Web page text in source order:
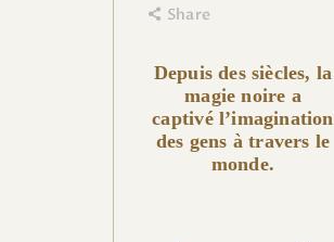
Share
Depuis des siècles, la
magie noire a
captivé l’imagination
des gens à travers le
monde.